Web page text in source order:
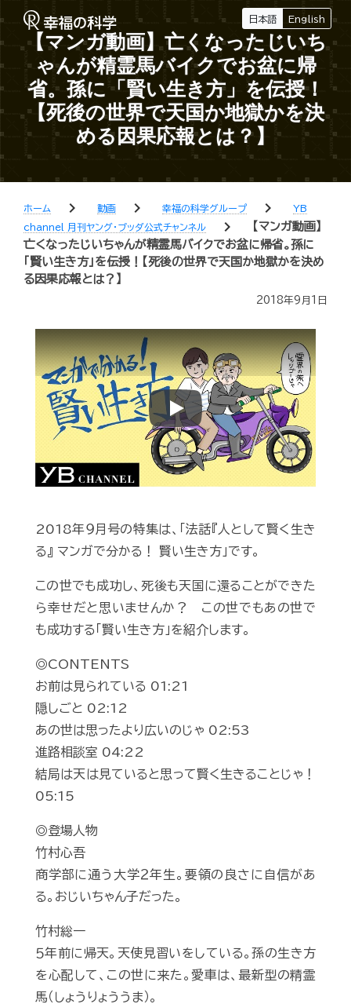
日本語 English
【マンガ動画】亡くなったじいち
ゃんが精霊馬バイクでお盆に帰
省。孫に「賢い生き方」を伝授！
【死後の世界で天国か地獄かを決
める因果応報とは？】
ホーム chevron_right 動画 chevron_right 幸福の科学グループ chevron_right
YB
channel 月刊ヤング・ブッダ公式チャンネル
chevron_right
【マンガ動画】
亡くなったじいちゃんが精霊馬バイクでお盆に帰省。孫に
「賢い生き方」を伝授！【死後の世界で天国か地獄かを決め
る因果応報とは？】
2018年9月1日
Play
2018年９月号の特集は、「法話『人として賢く生き
る』 マンガで分かる！ 賢い生き方」です。
この世でも成功し、死後も天国に還ることができた
ら幸せだと思いませんか？ この世でもあの世で
も成功する「賢い生き方」を紹介します。
◎CONTENTS
お前は見られている 01:21
隠しごと 02:12
あの世は思ったより広いのじゃ 02:53
進路相談室 04:22
結局は天は見ていると思って賢く生きることじゃ！
05:15
◎登場人物
竹村心吾
商学部に通う大学２年生。要領の良さに自信があ
る。おじいちゃん子だった。
竹村総一
５年前に帰天。天使見習いをしている。孫の生き方
を心配して、この世に来た。愛車は、最新型の精霊
馬（しょうりょううま）。